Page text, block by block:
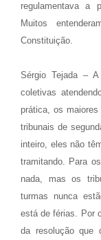
regulamentava a
Muitos
Constituição.
Sérgio Tejada –
coletivas
prática, os
tribunais de
inteiro, eles não
tramitando. Para
nada, mas os
turmas nunca
está de férias. Por
da resolução que